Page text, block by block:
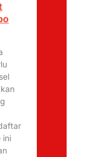
ini